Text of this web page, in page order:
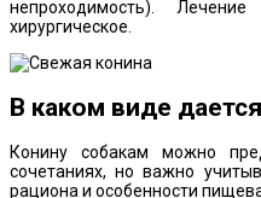
непроходимость).
хирургическое.
В каком виде
Конину собакам можно
сочетаниях, но важно
рациона и особенности